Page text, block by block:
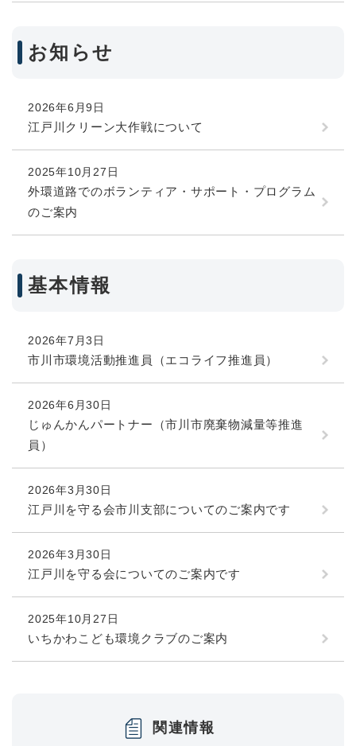
お知らせ
2026年6月9日
江戸川クリーン大作戦について
2025年10月27日
外環道路でのボランティア・サポート・プログラム
のご案内
基本情報
2026年7月3日
市川市環境活動推進員（エコライフ推進員）
2026年6月30日
じゅんかんパートナー（市川市廃棄物減量等推進
員）
2026年3月30日
江戸川を守る会市川支部についてのご案内です
2026年3月30日
江戸川を守る会についてのご案内です
2025年10月27日
いちかわこども環境クラブのご案内
関連情報